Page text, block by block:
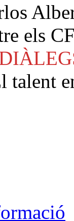
els
talent